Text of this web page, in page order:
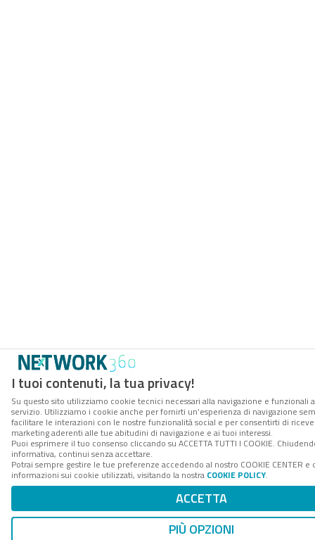
I tuoi contenuti, la tua privacy!
Su questo sito utilizziamo cookie tecnici necessari alla navigazione e funzionali
servizio. Utilizziamo i cookie anche per fornirti un’esperienza di navigazione
facilitare le interazioni con le nostre funzionalità social e per consentirti di
marketing aderenti alle tue abitudini di navigazione e ai tuoi interessi.
Puoi esprimere il tuo consenso cliccando su ACCETTA TUTTI I COOKIE.
informativa, continui senza accettare.
Potrai sempre gestire le tue preferenze accedendo al nostro COOKIE CENTER
informazioni sui cookie utilizzati, visitando la nostra COOKIE POLICY.
ACCETTA
PIÙ OPZIONI